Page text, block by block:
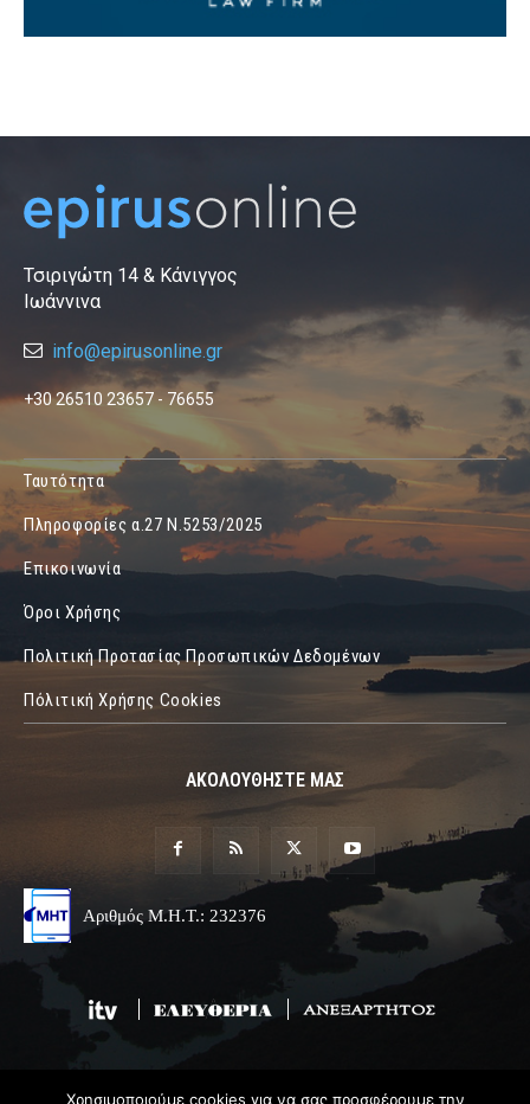
Τσιριγώτη 14 & Κάνιγγος
Ιωάννινα
info@epirusonline.gr
+30 26510 23657 - 76655
Ταυτότητα
Πληροφορίες α.27 Ν.5253/2025
Επικοινωνία
Όροι Χρήσης
Πολιτική Προτασίας Προσωπικών Δεδομένων
Πόλιτική Χρήσης Cookies
ΑΚΟΛΟΥΘΗΣΤΕ ΜΑΣ
Αριθμός Μ.Η.Τ.: 232376
Χρησιμοποιούμε cookies για να σας προσφέρουμε την